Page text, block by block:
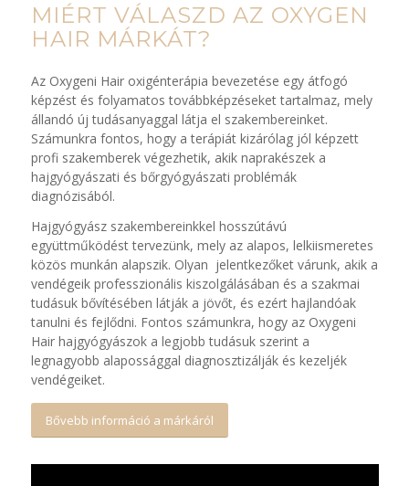
MIÉRT VÁLASZD AZ OXYGEN
HAIR MÁRKÁT?
Az Oxygeni Hair oxigénterápia bevezetése egy átfogó
képzést és folyamatos továbbképzéseket tartalmaz, mely
állandó új tudásanyaggal látja el szakembereinket.
Számunkra fontos, hogy a terápiát kizárólag jól képzett
profi szakemberek végezhetik, akik naprakészek a
hajgyógyászati és bőrgyógyászati problémák
diagnózisából.
Hajgyógyász szakembereinkkel hosszútávú
együttműködést tervezünk, mely az alapos, lelkiismeretes
közös munkán alapszik. Olyan jelentkezőket várunk, akik a
vendégeik professzionális kiszolgálásában és a szakmai
tudásuk bővítésében látják a jövőt, és ezért hajlandóak
tanulni és fejlődni. Fontos számunkra, hogy az Oxygeni
Hair hajgyógyászok a legjobb tudásuk szerint a
legnagyobb alapossággal diagnosztizálják és kezeljék
vendégeiket.
Bővebb információ a márkáról